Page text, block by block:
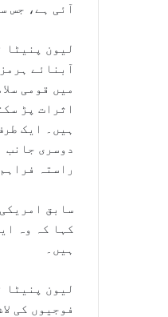
آئی ہے، جس
لیون پنیٹا
آبنائے
میں قومی
اثرات پڑ
ہیں۔ ایک
دوسری جانب
راستہ
سابق
کہا کہ وہ
ہیں۔
لیون پنیٹا
فوجیوں کی